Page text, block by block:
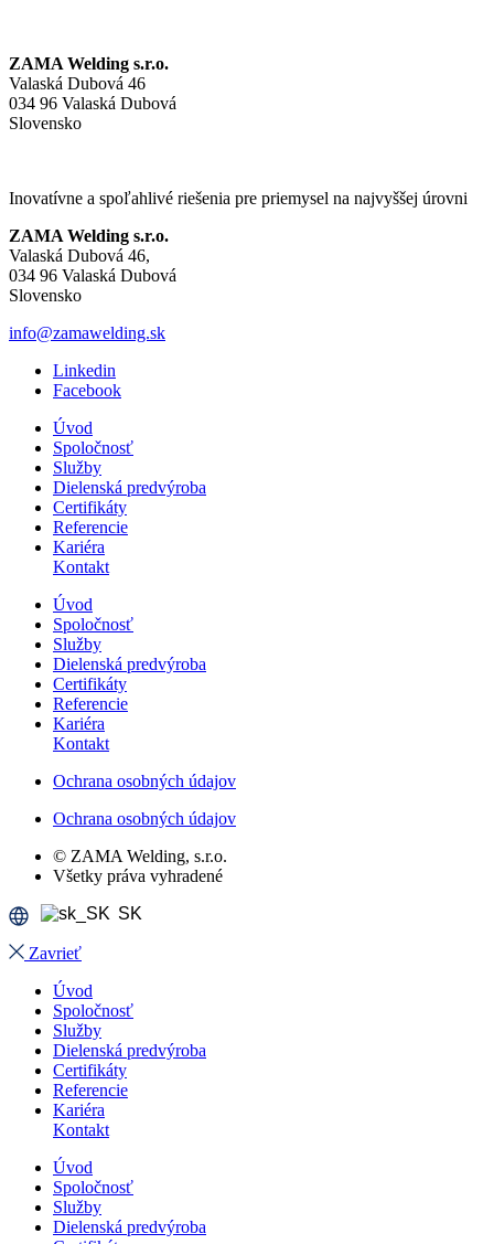
ZAMA Welding s.r.o.
Valaská Dubová 46
034 96 Valaská Dubová
Slovensko
Inovatívne a spoľahlivé riešenia pre priemysel na najvyššej úrovni
ZAMA Welding s.r.o.
Valaská Dubová 46,
034 96 Valaská Dubová
Slovensko
info@zamawelding.sk
Linkedin
Facebook
Úvod
Spoločnosť
Služby
Dielenská predvýroba
Certifikáty
Referencie
Kariéra
Kontakt
Úvod
Spoločnosť
Služby
Dielenská predvýroba
Certifikáty
Referencie
Kariéra
Kontakt
Ochrana osobných údajov
Ochrana osobných údajov
© ZAMA Welding, s.r.o.
Všetky práva vyhradené
SK
Zavrieť
Úvod
Spoločnosť
Služby
Dielenská predvýroba
Certifikáty
Referencie
Kariéra
Kontakt
Úvod
Spoločnosť
Služby
Dielenská predvýroba